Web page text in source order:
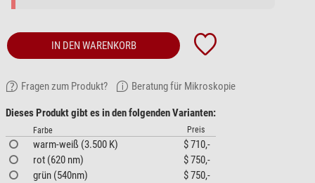
IN DEN WARENKORB
Fragen zum Produkt? Beratung für Mikroskopie
Dieses Produkt gibt es in den folgenden Varianten:
Farbe Preis
warm-weiß (3.500 K)
$ 710,-
rot (620 nm)
$ 750,-
grün (540nm)
$ 750,-